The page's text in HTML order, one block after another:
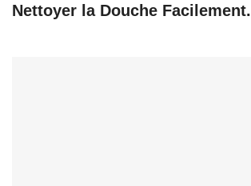
Nettoyer la Douche Facilement.